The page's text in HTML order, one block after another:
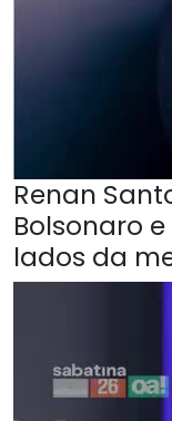
Renan
Bolsonaro
lados da